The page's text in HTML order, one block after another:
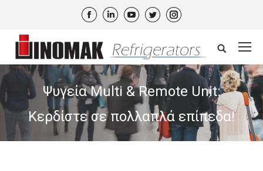
Facebook
LinkedinYouTube
TwitterInstagram
Search:
Ψυγεία Multi & Remote Unit:
Κερδίστε σε πολλαπλά επίπεδα!